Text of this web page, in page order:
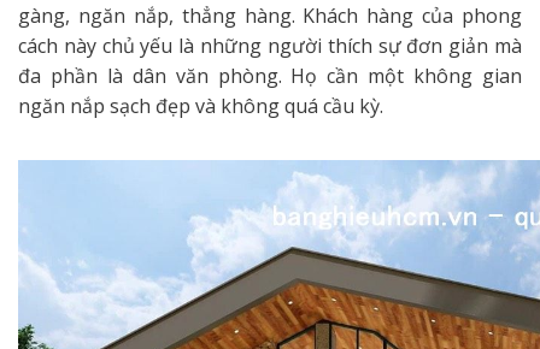
gàng, ngăn nắp, thẳng hàng. Khách hàng của phong
cách này chủ yếu là những người thích sự đơn giản mà
đa phần là dân văn phòng. Họ cần một không gian
ngăn nắp sạch đẹp và không quá cầu kỳ.